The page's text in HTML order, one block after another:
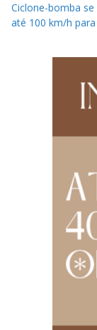
Ciclone-bomba
até 100 km/h